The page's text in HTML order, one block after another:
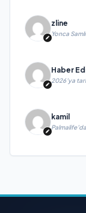
zline
Yonca
Haber
2026’ya
kamil